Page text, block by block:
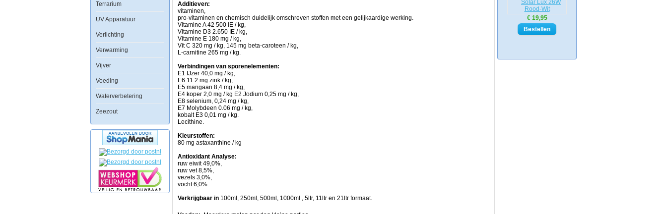
Terrarium
UV Apparatuur
Verlichting
Verwarming
Vijver
Voeding
Waterverbetering
Zeezout
€ 19,95
zwemmen.
Liggen
uw
vissen
de
gehele
dag
bodem
zwemmen
niet
veel?
Probeer
dan
eens
Tropical
Vitality
vlokkenvoer
en
zie
uw
aquarium
tot
komen!
Additieven:
vitaminen,
pro-vitaminen en chemisch duidelijk omschreven stoffen met een gelijkaardige werking.
Vitamine A 42 500 IE / kg,
Vitamine D3 2.650 IE / kg,
Vitamine E 180 mg / kg,
Vit C 320 mg / kg, 145 mg beta-caroteen / kg,
L-carnitine 265 mg / kg.
Verbindingen van sporenelementen:
E1 IJzer 40,0 mg / kg,
E6 11.2 mg zink / kg,
E5 mangaan 8,4 mg / kg,
E4 koper 2,0 mg / kg E2 Jodium 0,25 mg / kg,
E8 selenium, 0,24 mg / kg,
E7 Molybdeen 0.06 mg / kg,
kobalt E3 0,01 mg / kg.
Lecithine.
Kleurstoffen:
80 mg astaxanthine / kg
Antioxidant Analyse:
ruw eiwit 49,0%,
ruw vet 8,5%,
vezels 3,0%,
vocht 6,0%.
Verkrijgbaar in 100ml, 250ml, 500ml, 1000ml , 5ltr, 11ltr en 21ltr formaat.